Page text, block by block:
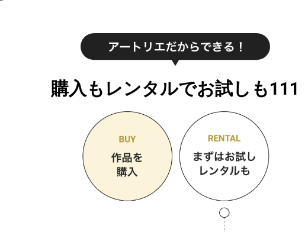
購入もレンタルでお試しも111